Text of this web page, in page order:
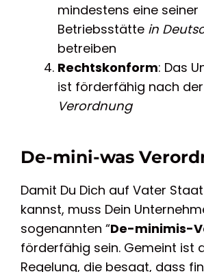
mindestens eine seiner
Betriebsstätte in
betreiben
Rechtskonform: Das
ist förderfähig nach der
Verordnung
De-mini-was
Damit Du Dich auf Vater
kannst, muss Dein
sogenannten “De-minimis-
förderfähig sein. Gemeint ist
Regelung, die besagt, dass